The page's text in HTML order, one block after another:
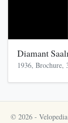
Diamant
1936, Brochure,
© 2026 - Velopedia